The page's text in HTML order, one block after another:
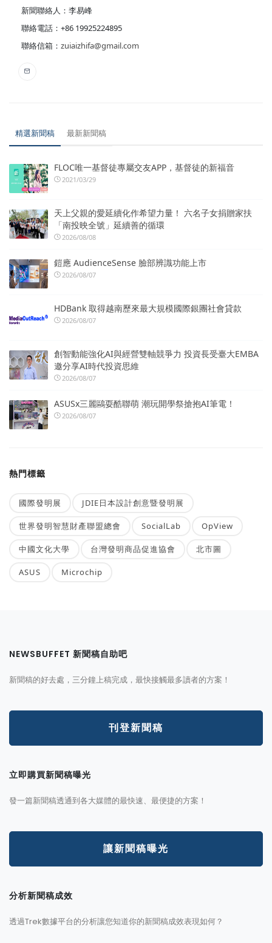
新聞聯絡人：李易峰
聯絡電話：+86 19925224895
聯絡信箱： zuiaizhifa@gmail.com
精選新聞稿 最新新聞稿
FLOC唯一基督徒專屬交友APP，基督徒的新福音
2021/03/29
天上父親的愛延續化作希望力量！ 六名子女捐贈家扶
「南投映全號」延續善的循環
2026/08/08
鎧應 AudienceSense 臉部辨識功能上市
2026/08/07
HDBank 取得越南歷來最大規模國際銀團社會貸款
2026/08/07
創智動能強化AI與經營雙軸競爭力 投資長受臺大EMBA
邀分享AI時代投資思維
2026/08/07
ASUSx三麗鷗耍酷聯萌 潮玩開學祭搶抱AI筆電！
2026/08/07
熱門標籤
國際發明展 JDIE日本設計創意暨發明展
世界發明智慧財產聯盟總會 SocialLab OpView
中國文化大學 台灣發明商品促進協會 北市圖
ASUS Microchip
NEWSBUFFET 新聞稿自助吧
新聞稿的好去處，三分鐘上稿完成，最快接觸最多讀者的方案！
刊登新聞稿
立即購買新聞稿曝光
發一篇新聞稿透通到各大媒體的最快速、最便捷的方案！
讓新聞稿曝光
分析新聞稿成效
透過Trek數據平台的分析讓您知道你的新聞稿成效表現如何？